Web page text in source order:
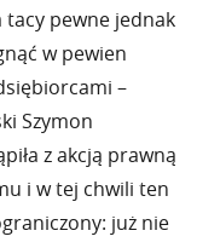
pewne jednak
w pewien
–
Szymon
z akcją prawną
i w tej chwili ten
już nie